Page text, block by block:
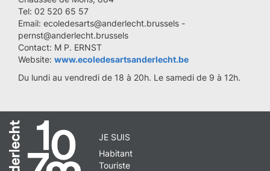
Tel: 02 520 65 57
Email: ecoledesarts@anderlecht.brussels -
pernst@anderlecht.brussels
Contact: M P. ERNST
Website: www.ecoledesartsanderlecht.be
Du lundi au vendredi de 18 à 20h. Le samedi de 9 à 12h.
JE SUIS
Habitant
Touriste